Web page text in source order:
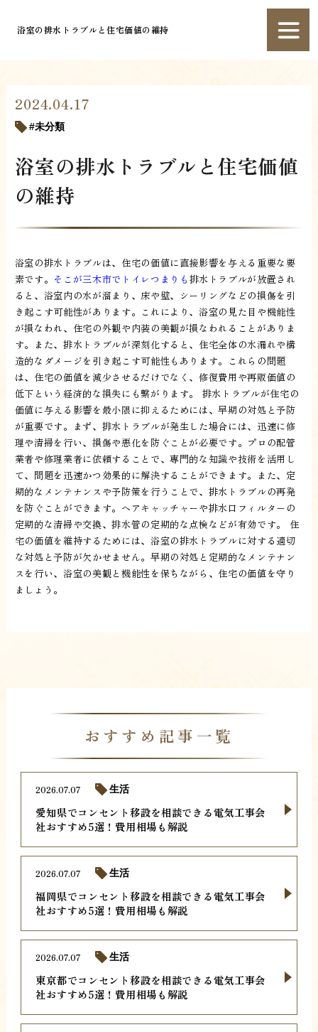
浴室の排水トラブルと住宅価値の維持
2024.04.17
未分類
浴室の排水トラブルと住宅価値
の維持
浴室の排水トラブルは、住宅の価値に直接影響を与える重要な要
素です。 そこが三木市でトイレつまりも 排水トラブルが放置され
ると、浴室内の水が溜まり、床や壁、シーリングなどの損傷を引
き起こす可能性があります。これにより、浴室の見た目や機能性
が損なわれ、住宅の外観や内装の美観が損なわれることがありま
す。また、排水トラブルが深刻化すると、住宅全体の水漏れや構
造的なダメージを引き起こす可能性もあります。これらの問題
は、住宅の価値を減少させるだけでなく、修復費用や再販価値の
低下という経済的な損失にも繋がります。 排水トラブルが住宅の
価値に与える影響を最小限に抑えるためには、早期の対処と予防
が重要です。まず、排水トラブルが発生した場合には、迅速に修
理や清掃を行い、損傷や悪化を防ぐことが必要です。プロの配管
業者や修理業者に依頼することで、専門的な知識や技術を活用し
て、問題を迅速かつ効果的に解決することができます。また、定
期的なメンテナンスや予防策を行うことで、排水トラブルの再発
を防ぐことができます。ヘアキャッチャーや排水口フィルターの
定期的な清掃や交換、排水管の定期的な点検などが有効です。 住
宅の価値を維持するためには、浴室の排水トラブルに対する適切
な対処と予防が欠かせません。早期の対処と定期的なメンテナン
スを行い、浴室の美観と機能性を保ちながら、住宅の価値を守り
ましょう。
おすすめ記事一覧
愛知県でコンセント移設を相談できる電気工事会
社おすすめ5選！費用相場も解説
2026.07.07 生活
福岡県でコンセント移設を相談できる電気工事会
社おすすめ5選！費用相場も解説
2026.07.07 生活
東京都でコンセント移設を相談できる電気工事会
社おすすめ5選！費用相場も解説
2026.07.07 生活